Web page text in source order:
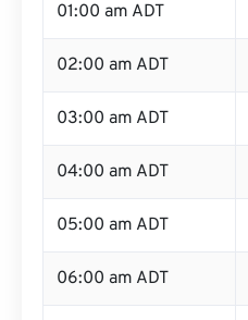
01:00 am ADT
02:00 am ADT
03:00 am ADT
04:00 am ADT
05:00 am ADT
06:00 am ADT